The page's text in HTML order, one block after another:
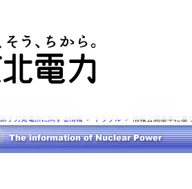
原子力発電所に関する情報 ＞ トラブル ＞ 情報公開基準に基